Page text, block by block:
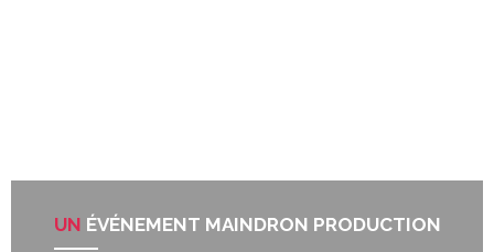
UN ÉVÉNEMENT MAINDRON PRODUCTION